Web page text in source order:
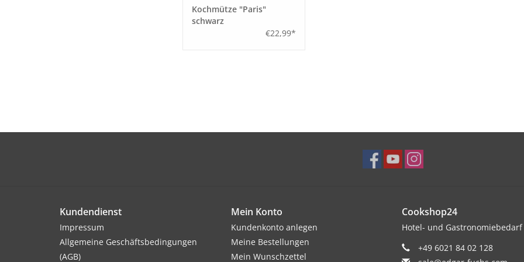
Kochmütze "Paris"
schwarz
€22,99*
Kundendienst
Impressum
Allgemeine Geschäftsbedingungen
(AGB)
Mein Konto
Kundenkonto anlegen
Meine Bestellungen
Mein Wunschzettel
Cookshop24
Hotel- und Gastronomiebedarf
+49 6021 84 02 128